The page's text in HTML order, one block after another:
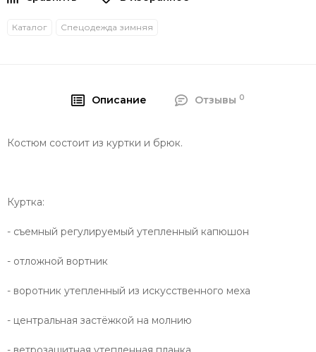
Каталог Спецодежда зимняя
Описание Отзывы 0
Костюм состоит из куртки и брюк.
Куртка:
- съемный регулируемый утепленный капюшон
- отложной вортник
- воротник утепленный из искусственного меха
- центральная застёжкой на молнию